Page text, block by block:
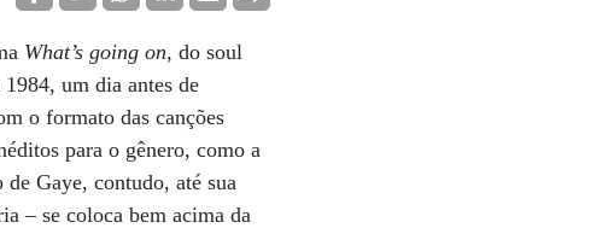
What’s going on, do soul
um dia antes de
o formato das canções
para o gênero, como a
Gaye, contudo, até sua
– se coloca bem acima da